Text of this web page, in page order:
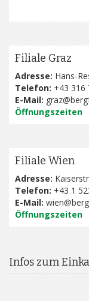
Filiale Graz
Adresse: Hans-
Telefon: +43 316
E-Mail:
Öffnungszeiten
Filiale Wien
Adresse:
Telefon: +43 1
E-Mail:
Öffnungszeiten
Infos zum